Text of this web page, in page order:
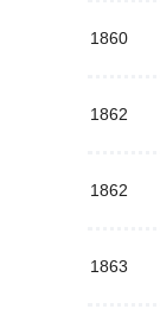
1860
1862
1862
1863